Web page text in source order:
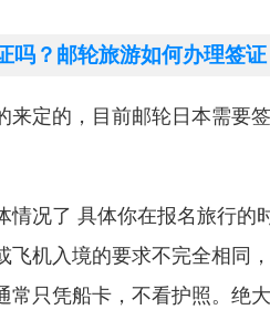
吗？邮轮旅游如何办理签
来定的，目前邮轮日本需要
情况了 具体你在报名旅行的
飞机入境的要求不完全相同
常只凭船卡，不看护照。绝